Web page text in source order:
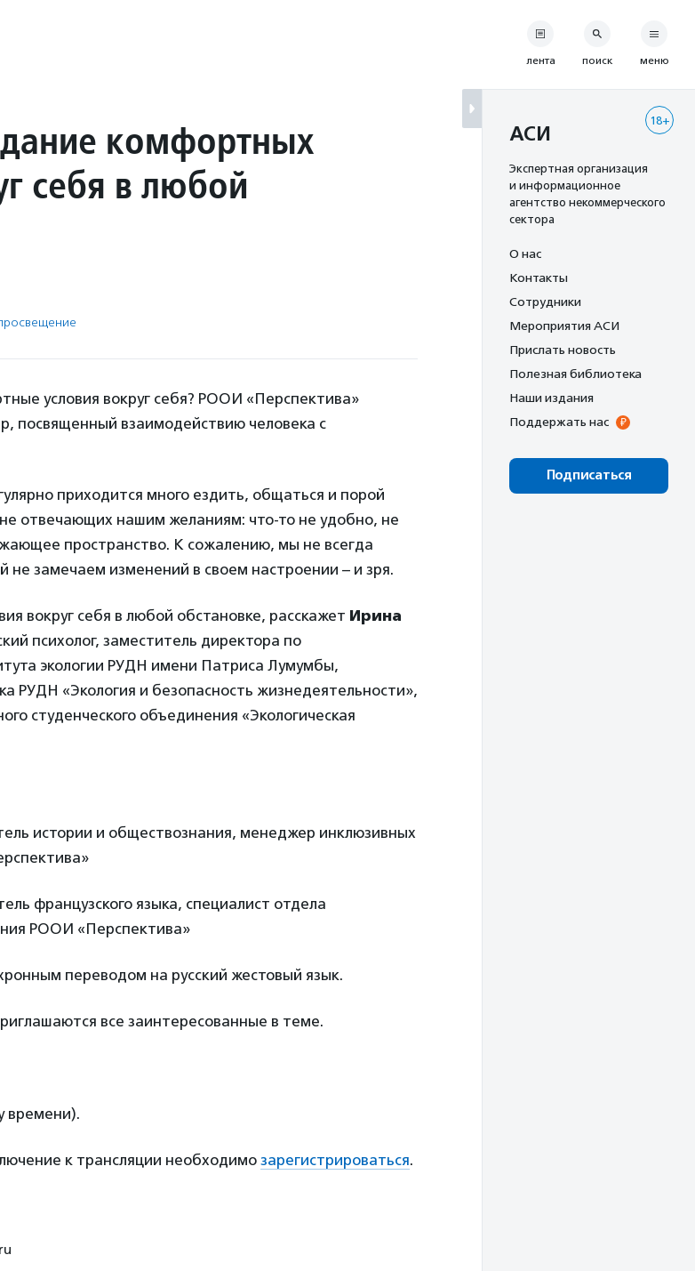
комфортных
себя в любой
условия вокруг себя? РООИ «Перспектива»
посвященный взаимодействию человека с
приходится много ездить, общаться и порой
не отвечающих нашим желаниям: что-то не удобно, не
пространство. К сожалению, мы не всегда
не замечаем изменений в своем настроении – и зря.
вокруг себя в любой обстановке, расскажет Ирина
психолог, заместитель директора по
экологии РУДН имени Патриса Лумумбы,
РУДН «Экология и безопасность жизнедеятельности»,
студенческого объединения «Экологическая
истории и обществознания, менеджер инклюзивных
французского языка, специалист отдела
РООИ «Перспектива»
переводом на русский жестовый язык.
все заинтересованные в теме.
времени).
к трансляции необходимо зарегистрироваться.
лента поиск меню
18+
АСИ
Экспертная организация
и информационное
агентство некоммерческого
сектора
О нас
Контакты
Сотрудники
Мероприятия АСИ
Прислать новость
Полезная библиотека
Наши издания
Поддержать нас
Подписаться